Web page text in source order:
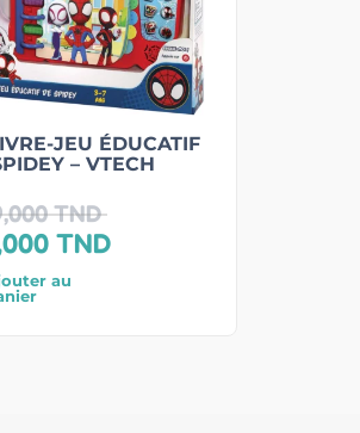
JEU ÉDUCATIF
– VTECH
TND
TND
au